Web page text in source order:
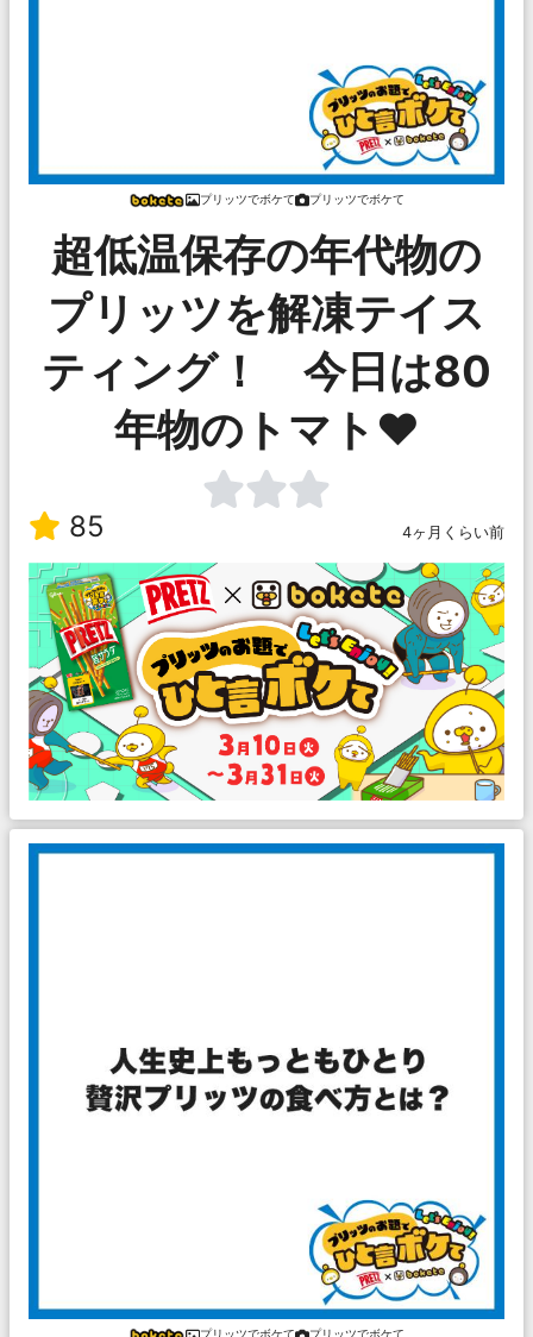
プリッツでボケて プリッツでボケて
超低温保存の年代物の
プリッツを解凍テイス
ティング！ 今日は80
年物のトマト♥️
85 4ヶ月くらい前
プリッツでボケて プリッツでボケて